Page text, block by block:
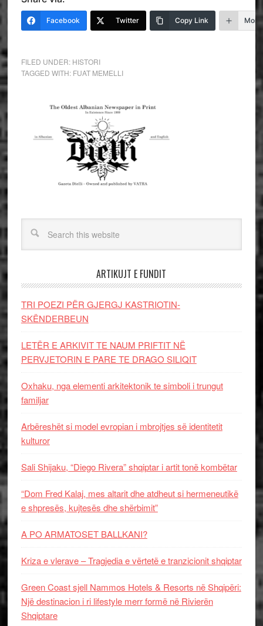
Facebook Twitter Copy Link More
FILED UNDER: HISTORI
TAGGED WITH: FUAT MEMELLI
ARTIKUJT E FUNDIT
TRI POEZI PËR GJERGJ KASTRIOTIN-
SKËNDERBEUN
LETËR E ARKIVIT TE NAUM PRIFTIT NË
PERVJETORIN E PARE TE DRAGO SILIQIT
Oxhaku, nga elementi arkitektonik te simboli i trungut
familjar
Arbëreshët si model evropian i mbrojtjes së identitetit
kulturor
Sali Shijaku, “Diego Rivera” shqiptar i artit tonë kombëtar
“Dom Fred Kalaj, mes altarit dhe atdheut si hermeneutikë
e shpresës, kujtesës dhe shërbimit”
A PO ARMATOSET BALLKANI?
Kriza e vlerave – Tragjedia e vërtetë e tranzicionit shqiptar
Green Coast sjell Nammos Hotels & Resorts në Shqipëri:
Një destinacion i ri lifestyle merr formë në Rivierën
Shqiptare